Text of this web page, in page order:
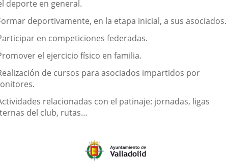
deporte en general.
deportivamente, en la etapa inicial, a sus asociados.
en competiciones federadas.
el ejercicio físico en familia.
de cursos para asociados impartidos por
relacionadas con el patinaje: jornadas, ligas
del club, rutas…